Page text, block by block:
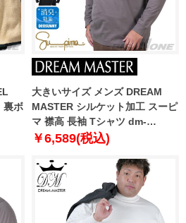
裏ボ
大きいサイズ メンズ DREAM
MASTER シルケット加工 スーピ
マ 襟高 長袖 Tシャツ dm-
t240411
￥6,589(税込)